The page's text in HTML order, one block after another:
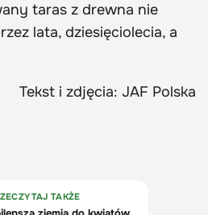
taras z drewna nie
lata, dziesięciolecia, a
Tekst i zdjęcia: JAF Polska